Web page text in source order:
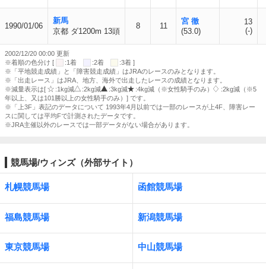
1990/01/06
新馬
京都 ダ1200m 13頭
8 11
宮 徹
(53.0)
13
(-)
2002/12/20 00:00 更新
※着順の色分け [
:1着 :2着
:3着 ]
※「平地競走成績」と「障害競走成績」はJRAのレースのみとなります。
※「出走レース」はJRA、地方、海外で出走したレースの成績となります。
※減量表示は[
:1kg減 :2kg減 :3kg減 :4kg減（※女性騎手のみ）
:2kg減（※5
年以上、又は101勝以上の女性騎手のみ）] です。
※「上3F」表記のデータについて 1993年4月以前では一部のレースが上4F、障害レー
スに関しては平均Fで計測されたデータです。
※JRA主催以外のレースでは一部データがない場合があります。
競馬場/ウィンズ（外部サイト）
札幌競馬場 函館競馬場
福島競馬場 新潟競馬場
東京競馬場 中山競馬場